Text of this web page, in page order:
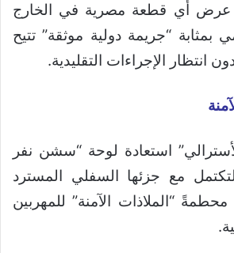
عرض أي قطعة مصرية في الخارج
بمثابة “جريمة دولية موثقة” تتيح
انتظار الإجراءات التقليدية.
استعادة لوحة “سشن نفر
مع جزئها السفلي المسترد
“الملاذات الآمنة” للمهربين